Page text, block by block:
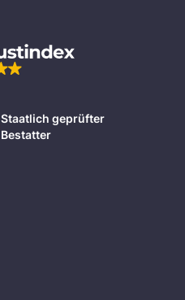
Staatlich geprüfter
Bestatter